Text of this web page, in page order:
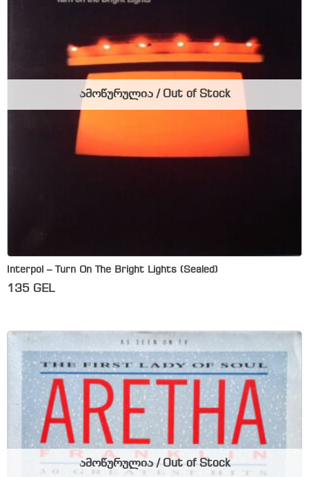
Interpol – Turn On The Bright Lights (Sealed)
135 GEL
ამოწურულია / Out of Stock
ამოწურულია / Out of Stock